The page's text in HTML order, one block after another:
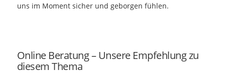
uns im Moment sicher und geborgen fühlen.
Online Beratung – Unsere Empfehlung zu
diesem Thema